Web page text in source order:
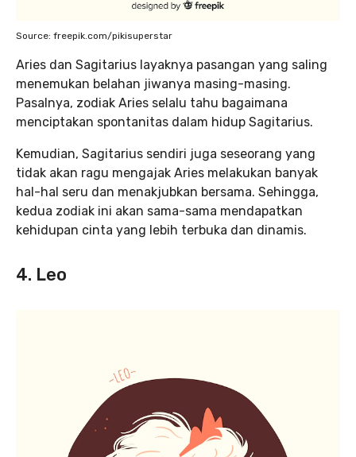
Source: freepik.com/pikisuperstar
Aries dan Sagitarius layaknya pasangan yang saling
menemukan belahan jiwanya masing-masing.
Pasalnya, zodiak Aries selalu tahu bagaimana
menciptakan spontanitas dalam hidup Sagitarius.
Kemudian, Sagitarius sendiri juga seseorang yang
tidak akan ragu mengajak Aries melakukan banyak
hal-hal seru dan menakjubkan bersama. Sehingga,
kedua zodiak ini akan sama-sama mendapatkan
kehidupan cinta yang lebih terbuka dan dinamis.
4. Leo